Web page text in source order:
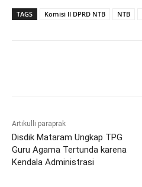
TAGS Komisi II DPRD NTB NTB
Artikulli paraprak
Disdik Mataram Ungkap TPG
Guru Agama Tertunda karena
Kendala Administrasi